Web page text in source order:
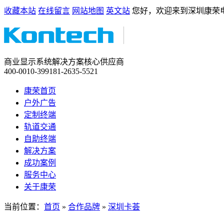
收藏本站 在线留言 网站地图 英文站 您好，欢迎来到深圳康荣
商业显示系统解决方案核心供应商
400-0010-399181-2635-5521
康荣首页
户外广告
定制终端
轨道交通
自助终端
解决方案
成功案例
服务中心
关于康荣
当前位置： 首页 » 合作品牌 » 深圳卡荟